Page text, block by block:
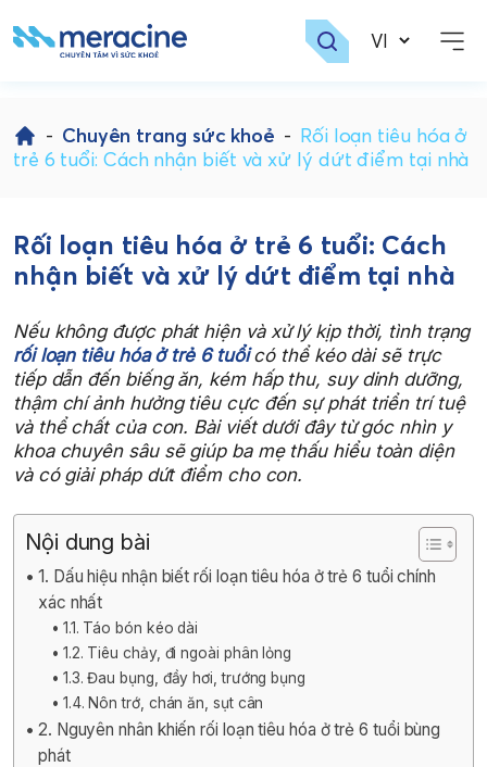
to
content
- Chuyên trang sức khoẻ - Rối loạn tiêu hóa ở
trẻ 6 tuổi: Cách nhận biết và xử lý dứt điểm tại nhà
Rối loạn tiêu hóa ở trẻ 6 tuổi: Cách
nhận biết và xử lý dứt điểm tại nhà
Nếu không được phát hiện và xử lý kịp thời, tình trạng
rối loạn tiêu hóa ở trẻ 6 tuổicó thể kéo dài sẽ trực
tiếp dẫn đến biếng ăn, kém hấp thu, suy dinh dưỡng,
thậm chí ảnh hưởng tiêu cực đến sự phát triển trí tuệ
và thể chất của con. Bài viết dưới đây từ góc nhìn y
khoa chuyên sâu sẽ giúp ba mẹ thấu hiểu toàn diện
và có giải pháp dứt điểm cho con.
Nội dung bài
1. Dấu hiệu nhận biết rối loạn tiêu hóa ở trẻ 6 tuổi chính
xác nhất
1.1. Táo bón kéo dài
1.2. Tiêu chảy, đi ngoài phân lỏng
1.3. Đau bụng, đầy hơi, trướng bụng
1.4. Nôn trớ, chán ăn, sụt cân
2. Nguyên nhân khiến rối loạn tiêu hóa ở trẻ 6 tuổi bùng
phát